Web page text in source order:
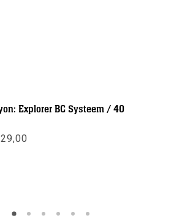
Explorer BC Systeem / 40